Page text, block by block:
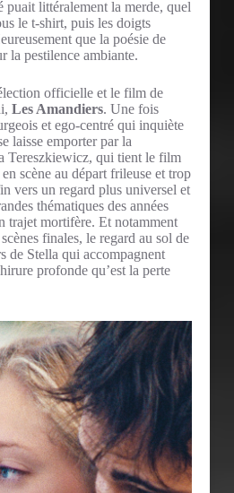
puait littéralement la merde, quel
le t-shirt, puis les doigts
que la poésie de
la pestilence ambiante.
officielle et le film de
Les Amandiers. Une fois
et ego-centré qui inquiète
laisse emporter par la
Tereszkiewicz, qui tient le film
scène au départ frileuse et trop
vers un regard plus universel et
thématiques des années
trajet mortifère. Et notamment
finales, le regard au sol de
de Stella qui accompagnent
profonde qu’est la perte